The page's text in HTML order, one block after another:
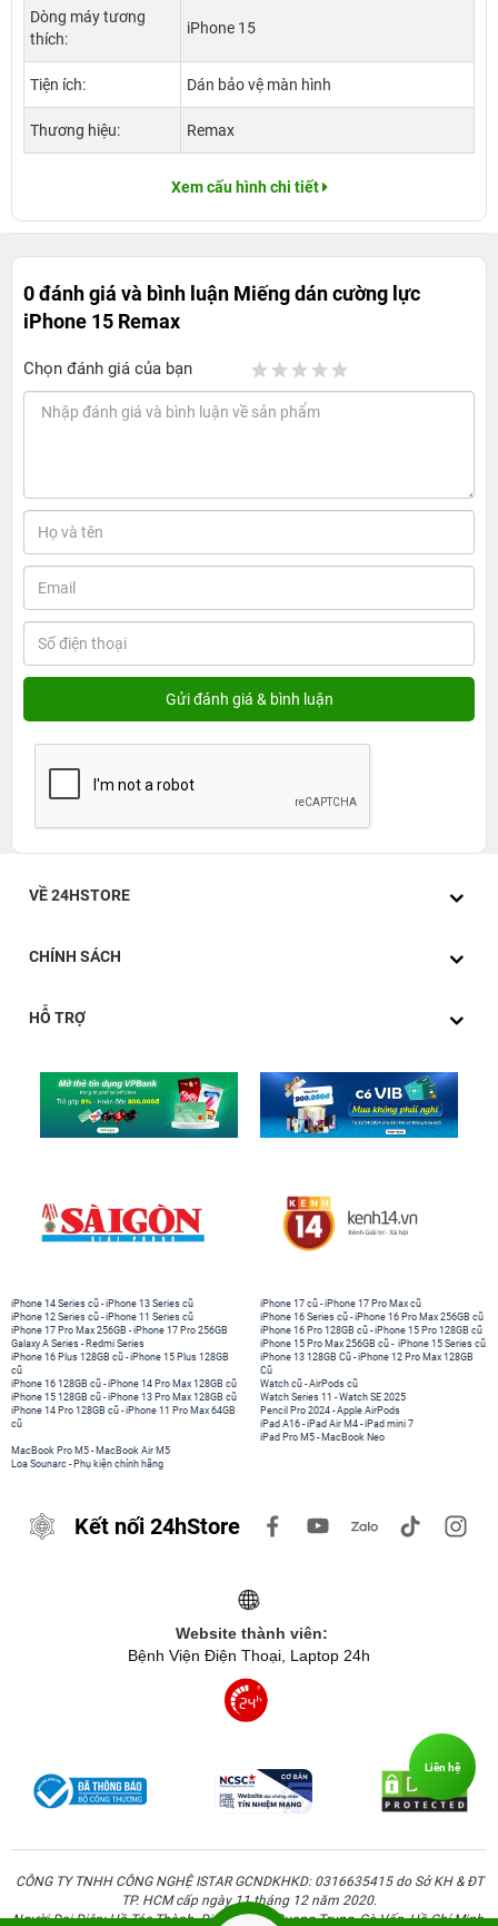
Dòng máy tương
thích:
iPhone 15
Tiện ích: Dán bảo vệ màn hình
Thương hiệu: Remax
Xem cấu hình chi tiết
0 đánh giá và bình luận Miếng dán cường lực
iPhone 15 Remax
Chọn đánh giá của bạn
VỀ 24HSTORE
CHÍNH SÁCH
HỖ TRỢ
iPhone 14 Series cũ -iPhone 13 Series cũ
iPhone 12 Series cũ -iPhone 11 Series cũ
iPhone 17 Pro Max 256GB -iPhone 17 Pro 256GB
Galaxy A Series - Redmi Series
iPhone 17 cũ -iPhone 17 Pro Max cũ
iPhone 16 Series cũ - iPhone 16 Pro Max 256GB cũ
iPhone 16 Pro 128GB cũ -iPhone 15 Pro 128GB cũ
iPhone 15 Pro Max 256GB cũ - iPhone 15 Series cũ
iPhone 16 Plus 128GB cũ -iPhone 15 Plus 128GB
cũ
iPhone 16 128GB cũ -iPhone 14 Pro Max 128GB cũ
iPhone 15 128GB cũ -iPhone 13 Pro Max 128GB cũ
iPhone 14 Pro 128GB cũ -iPhone 11 Pro Max 64GB
cũ
iPhone 13 128GB Cũ -iPhone 12 Pro Max 128GB
Cũ
Watch cũ -AirPods cũ
Watch Series 11 -Watch SE 2025
Pencil Pro 2024 -Apple AirPods
iPad A16 -iPad Air M4 -iPad mini 7
iPad Pro M5 - MacBook Neo
MacBook Pro M5 - MacBook Air M5
Loa Sounarc - Phụ kiện chính hãng
Kết nối 24hStore
Website thành viên:
Bệnh Viện Điện Thoại, Laptop 24h
CÔNG TY TNHH CÔNG NGHỆ ISTAR GCNDKHKD: 0316635415 do Sở KH & ĐT
TP. HCM cấp ngày 11 tháng 12 năm 2020.
Người Đại Diện: Hồ Tác Thành. Địa chỉ: 389 Quang Trung, Gò Vấp, Hồ Chí Minh.
Liên hệ